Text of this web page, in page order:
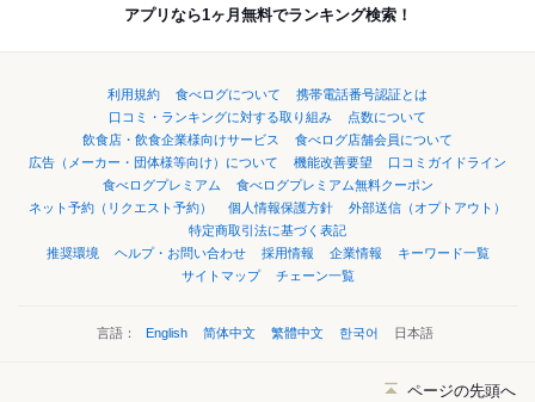
アプリなら1ヶ月無料でランキング検索！
利用規約 食べログについて
携帯電話番号認証とは
口コミ・ランキングに対する取り組み
点数について
飲食店・飲食企業様向けサービス
食べログ店舗会員について
広告（メーカー・団体様等向け）について
機能改善要望
口コミガイドライン
食べログプレミアム
食べログプレミアム無料クーポン
ネット予約（リクエスト予約）
個人情報保護方針
外部送信（オプトアウト）
特定商取引法に基づく表記
推奨環境
ヘルプ・お問い合わせ 採用情報 企業情報
キーワード一覧
サイトマップ
チェーン一覧
言語： English 简体中文 繁體中文 한국어 日本語
ページの先頭へ